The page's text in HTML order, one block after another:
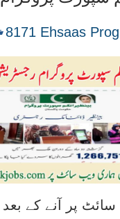
8171 Ehsaas
سائٹ پر آنے کے